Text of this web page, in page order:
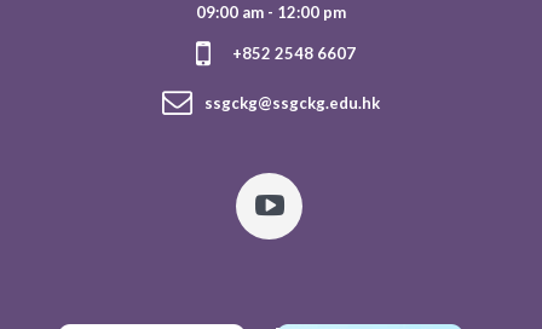
09:00 am - 12:00 pm
+852 2548 6607
ssgckg@ssgckg.edu.hk